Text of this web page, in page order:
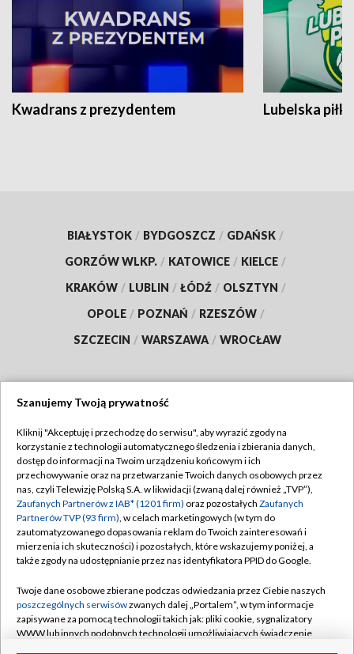
Kwadrans z prezydentem Lubelska piłka
BIAŁYSTOK / BYDGOSZCZ / GDAŃSK /
GORZÓW WLKP. / KATOWICE / KIELCE /
KRAKÓW / LUBLIN / ŁÓDŹ / OLSZTYN /
OPOLE / POZNAŃ / RZESZÓW /
SZCZECIN / WARSZAWA / WROCŁAW
TVP
Abonament TVP
Emisja w TVP
Centrum informacji TVP
Naziemna Telewizja Cyfrowa
Rada Programowa
System NOS
Regulamin TVP
Polityka prywatności
Moje zgody
Pomoc
Kontakt
Szanujemy Twoją prywatność
Kliknij "Akceptuję i przechodzę do serwisu", aby wyrazić zgody na
korzystanie z technologii automatycznego śledzenia i zbierania danych,
dostęp do informacji na Twoim urządzeniu końcowym i ich
przechowywanie oraz na przetwarzanie Twoich danych osobowych przez
nas, czyli Telewizję Polską S.A. w likwidacji (zwaną dalej również „TVP”),
Zaufanych Partnerów z IAB* (1201 firm) oraz pozostałych Zaufanych
Partnerów TVP (93 firm), w celach marketingowych (w tym do
zautomatyzowanego dopasowania reklam do Twoich zainteresowań i
mierzenia ich skuteczności) i pozostałych, które wskazujemy poniżej, a
także zgody na udostępnianie przez nas identyfikatora PPID do Google.
Twoje dane osobowe zbierane podczas odwiedzania przez Ciebie naszych
poszczególnych serwisówzwanych dalej „Portalem”, w tym informacje
zapisywane za pomocą technologii takich jak: pliki cookie, sygnalizatory
WWW lub innych podobnych technologii umożliwiających świadczenie